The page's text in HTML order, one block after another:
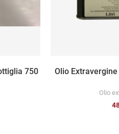
750
Olio
Olio